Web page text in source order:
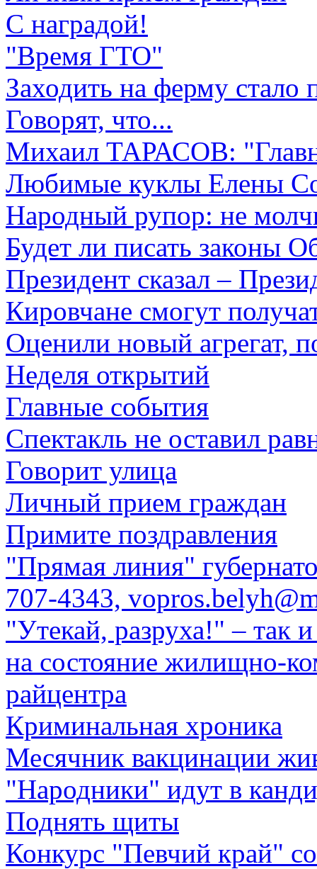
С наградой!
"Время ГТО"
Заходить на ферму стало
Говорят, что...
Михаил ТАРАСОВ:
Любимые куклы Елены
Народный рупор: не
Будет ли писать законы
Президент сказал –
Кировчане смогут
Оценили новый агрегат,
Неделя открытий
Главные события
Спектакль не оставил
Говорит улица
Личный прием граждан
Примите поздравления
"Прямая линия"
707-4343,
"Утекай, разруха!" – так и
на состояние жилищно-
райцентра
Криминальная хроника
Месячник вакцинации
"Народники" идут в
Поднять щиты
Конкурс "Певчий край"